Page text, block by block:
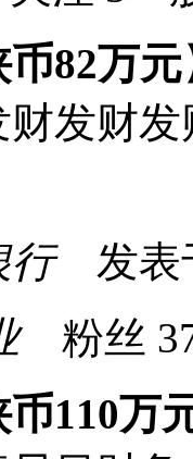
币82万元
发财发
行发表
粉丝
110万